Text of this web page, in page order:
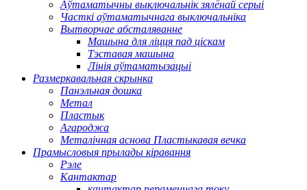
Аўтаматычны выключальнік зялёнай серыі
Часткі аўтаматычнага выключальніка
Вытворчае абсталяванне
Машына для ліцця пад ціскам
Тэставая машына
Лінія аўтаматызацыі
Размеркавальная скрынка
Панэльная дошка
Метал
Пластык
Агароджа
Металічная аснова Пластыкавая вечка
Прамысловыя прылады кіравання
Рэле
Кантактар